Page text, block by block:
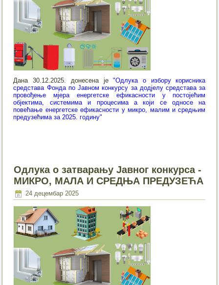
Дана 30.12.2025. донесена је"Одлука о избору корисника
средстава Фонда по Јавном конкурсу за додјелу средстава за
провођење мјера енергетске ефикасности у постојећим
објектима, системима и процесима а који се односе на
повећање енергетске ефикасности у микро, малим и средњим
предузећима за 2025. годину"
Одлука o затварању Јавног конкурса -
МИКРО, МАЛА И СРЕДЊА ПРЕДУЗЕЋА
24 децембар 2025